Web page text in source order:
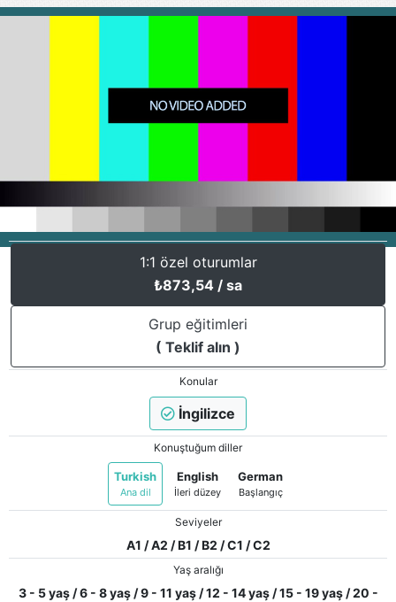
1:1 özel oturumlar
₺873,54 / sa
Grup eğitimleri
( Teklif alın )
Konular
İngilizce
Konuştuğum diller
Turkish
Ana dil
English
İleri düzey
German
Başlangıç
Seviyeler
A1 / A2 / B1 / B2 / C1 / C2
Yaş aralığı
3 - 5 yaş / 6 - 8 yaş / 9 - 11 yaş / 12 - 14 yaş / 15 - 19 yaş / 20 -